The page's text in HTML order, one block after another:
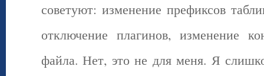
советуют: изменение префиксов
отключение плагинов, изменение
файла. Нет, это не для меня. Я